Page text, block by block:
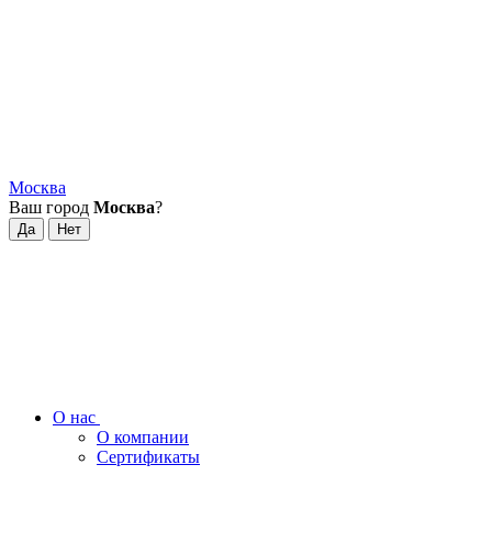
Москва
Ваш город Москва?
О нас
О компании
Сертификаты